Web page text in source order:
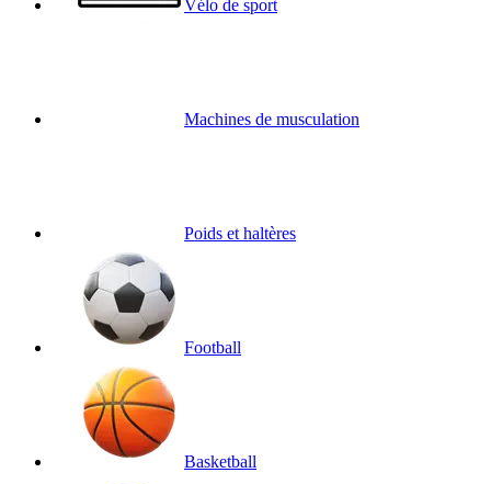
Vélo de sport
Machines de musculation
Poids et haltères
Football
Basketball